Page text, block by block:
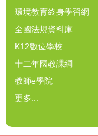
環境教育終身學習網
全國法規資料庫
K12數位學校
十二年國教課綱
教師e學院
更多...